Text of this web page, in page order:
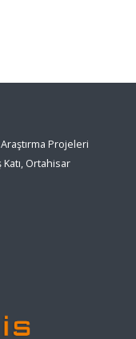
Projeleri
Ortahisar